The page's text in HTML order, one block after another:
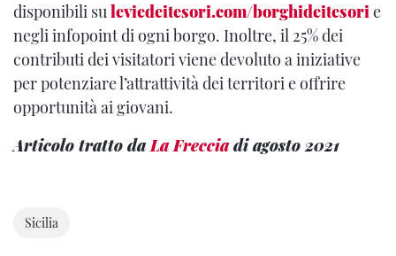
disponibili suleviedeitesori.com/borghideitesorie
negli infopoint di ogni borgo. Inoltre, il 25% dei
contributi dei visitatori viene devoluto a iniziative
per potenziare l’attrattività dei territori e offrire
opportunità ai giovani.
Articolo tratto daLa Frecciadi agosto 2021
Sicilia